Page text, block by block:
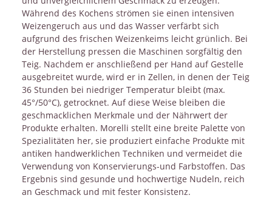
Während des Kochens strömen sie einen intensiven
Weizengeruch aus und das Wasser verfärbt sich
aufgrund des frischen Weizenkeims leicht grünlich. Bei
der Herstellung pressen die Maschinen sorgfältig den
Teig. Nachdem er anschließend per Hand auf Gestelle
ausgebreitet wurde, wird er in Zellen, in denen der Teig
36 Stunden bei niedriger Temperatur bleibt (max.
45°/50°C), getrocknet. Auf diese Weise bleiben die
geschmacklichen Merkmale und der Nährwert der
Produkte erhalten. Morelli stellt eine breite Palette von
Spezialitäten her, sie produziert einfache Produkte mit
antiken handwerklichen Techniken und vermeidet die
Verwendung von Konservierungs-und Farbstoffen. Das
Ergebnis sind gesunde und hochwertige Nudeln, reich
an Geschmack und mit fester Konsistenz.